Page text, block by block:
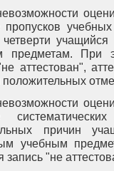
пропусков
четверти
предметам. При
аттестован",
положительных
причин
учебным
запись "не